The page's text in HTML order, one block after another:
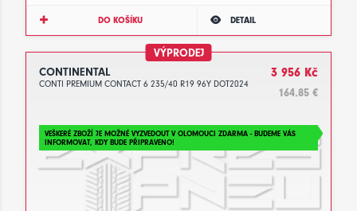
DO KOŠÍKU DETAIL
VÝPRODEJ
CONTINENTAL
CONTI PREMIUM CONTACT 6 235/40 R19 96Y DOT2024
3 956 Kč
164.85 €
VEŠKERÉ ZBOŽÍ JE MOŽNÉ VYZVEDOUT V OLOMOUCI ZDARMA - BUDEME VÁS
INFORMOVAT, KDY BUDE PŘIPRAVENO!